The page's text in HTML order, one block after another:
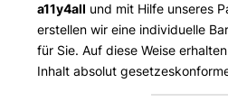
a11y4all und mit Hilfe unseres
erstellen wir eine individuelle
für Sie. Auf diese Weise
Inhalt absolut